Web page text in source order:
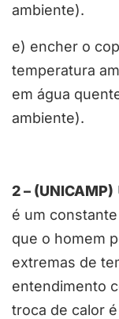
ambiente).
e) encher o
temperatura
em água
ambiente).
2 – (UNICAMP)
é um
que o homem
extremas de
entendimento
troca de calor